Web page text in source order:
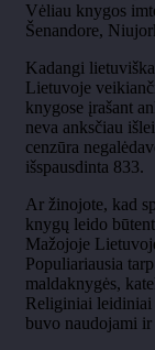
Vėliau knygos
Šenandore,
Kadangi
Lietuvoje
knygose įrašant
neva anksčiau
cenzūra
išspausdinta 833.
Ar žinojote, kad
knygų leido
Mažojoje
Populiariausia
maldaknygės,
Religiniai
buvo naudojami